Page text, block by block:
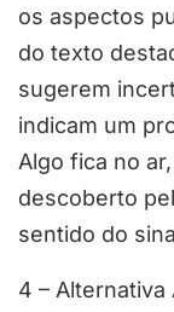
os aspectos
do texto
sugerem
indicam um
Algo fica no
descoberto
sentido do
4 –